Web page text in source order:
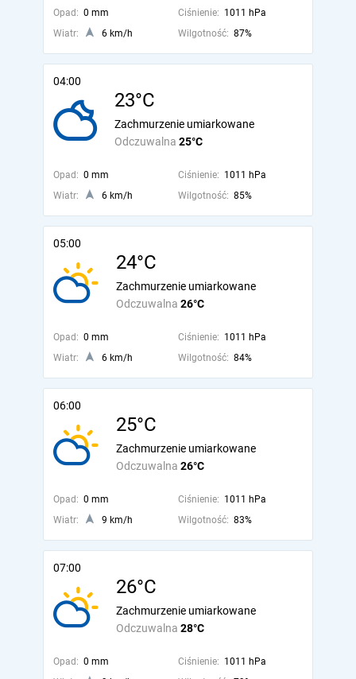
Opad: 0 mm Ciśnienie: 1011 hPa
Wiatr:
6 km/h Wilgotność: 87%
04:00
23°C
Odczuwalna 25°C
Zachmurzenie umiarkowane
Opad: 0 mm Ciśnienie: 1011 hPa
Wiatr:
6 km/h Wilgotność: 85%
05:00
24°C
Odczuwalna 26°C
Zachmurzenie umiarkowane
Opad: 0 mm Ciśnienie: 1011 hPa
Wiatr:
6 km/h Wilgotność: 84%
06:00
25°C
Odczuwalna 26°C
Zachmurzenie umiarkowane
Opad: 0 mm Ciśnienie: 1011 hPa
Wiatr:
9 km/h Wilgotność: 83%
07:00
26°C
Odczuwalna 28°C
Zachmurzenie umiarkowane
Opad: 0 mm Ciśnienie: 1011 hPa